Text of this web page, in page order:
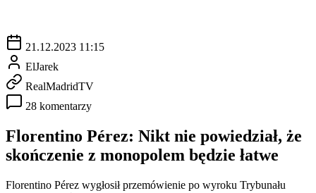
21.12.2023 11:15
ElJarek
RealMadridTV
28 komentarzy
Florentino Pérez: Nikt nie powiedział, że
skończenie z monopolem będzie łatwe
Florentino Pérez wygłosił przemówienie po wyroku Trybunału